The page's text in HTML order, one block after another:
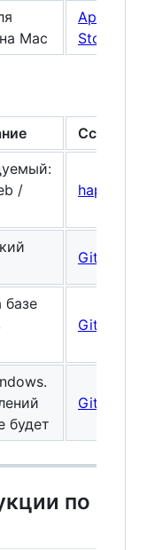
Mac
App
Store
Ссылка
/
happ.su
GitHub
базе
GitHub
будет
GitHub
по